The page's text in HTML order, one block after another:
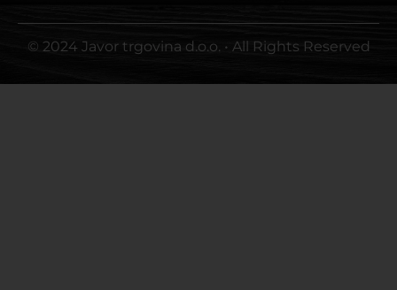
© 2024 Javor trgovina d.o.o. • All Rights Reserved